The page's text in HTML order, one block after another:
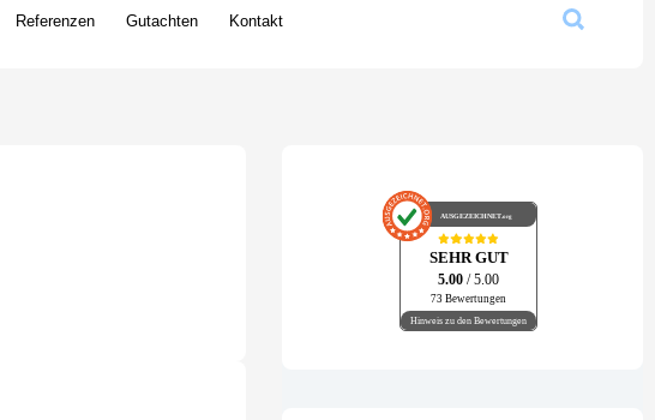
Referenzen Gutachten Kontakt Suchen
AUSGEZEICHNET.org
SEHR GUT
5.00/ 5.00
73 Bewertungen
Hinweis zu den Bewertungen